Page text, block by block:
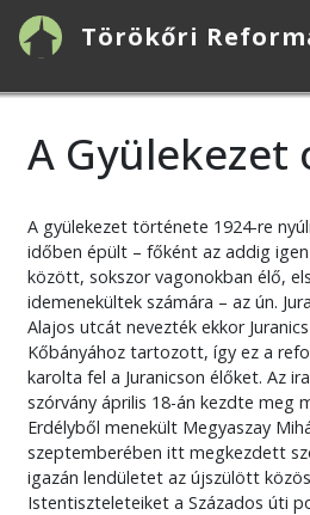
Ugrás
tartalomra
Törökőri
A Gyülekezet
A gyülekezet története 1924-re
időben épült – főként az addig
között, sokszor vagonokban élő,
idemenekültek számára – az ún.
Alajos utcát nevezték ekkor
Kőbányához tartozott, így ez a
karolta fel a Juranicson élőket. Az
szórvány április 18-án kezdte meg
Erdélyből menekült Megyaszay
szeptemberében itt megkezdett
igazán lendületet az újszülött
Istentiszteleteiket a Százados úti